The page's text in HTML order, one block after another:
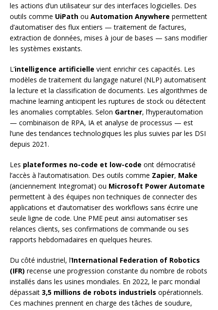
les actions d’un utilisateur sur des interfaces logicielles. Des
outils comme UiPath ou Automation Anywhere permettent
d’automatiser des flux entiers — traitement de factures,
extraction de données, mises à jour de bases — sans modifier
les systèmes existants.
L’intelligence artificielle vient enrichir ces capacités. Les
modèles de traitement du langage naturel (NLP) automatisent
la lecture et la classification de documents. Les algorithmes de
machine learning anticipent les ruptures de stock ou détectent
les anomalies comptables. Selon Gartner, l’hyperautomation
— combinaison de RPA, IA et analyse de processus — est
l’une des tendances technologiques les plus suivies par les DSI
depuis 2021.
Les plateformes no-code et low-code ont démocratisé
l’accès à l’automatisation. Des outils comme Zapier, Make
(anciennement Integromat) ou Microsoft Power Automate
permettent à des équipes non techniques de connecter des
applications et d’automatiser des workflows sans écrire une
seule ligne de code. Une PME peut ainsi automatiser ses
relances clients, ses confirmations de commande ou ses
rapports hebdomadaires en quelques heures.
Du côté industriel, l’International Federation of Robotics
(IFR) recense une progression constante du nombre de robots
installés dans les usines mondiales. En 2022, le parc mondial
dépassait 3,5 millions de robots industriels opérationnels.
Ces machines prennent en charge des tâches de soudure,